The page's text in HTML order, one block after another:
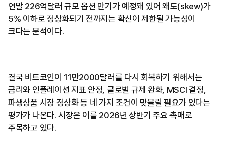
연말 226억달러 규모 옵션 만기가 예정돼 있어 왜도(skew)가
5% 이하로 정상화되기 전까지는 확신이 제한될 가능성이
크다는 분석이다.
결국 비트코인이 11만2000달러를 다시 회복하기 위해서는
금리와 인플레이션 지표 안정, 글로벌 규제 완화, MSCI 결정,
파생상품 시장 정상화 등 네 가지 조건이 맞물릴 필요가 있다는
평가가 나온다. 시장은 이를 2026년 상반기 주요 촉매로
주목하고 있다.